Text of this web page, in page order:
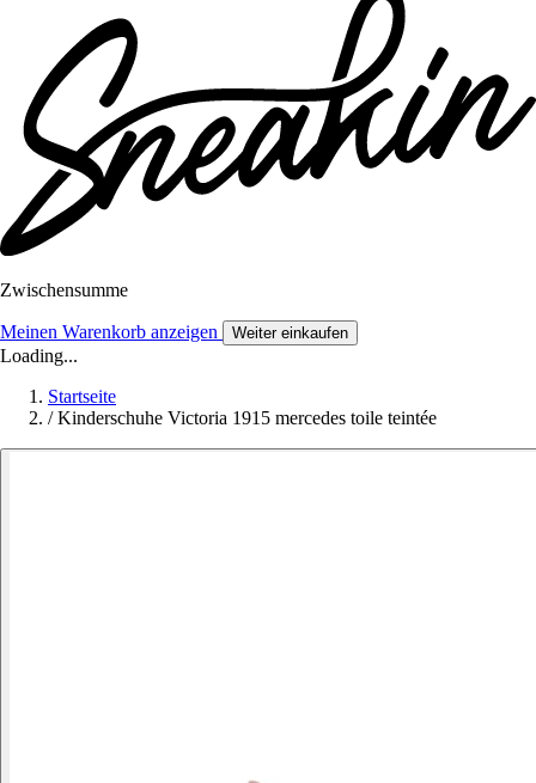
Zwischensumme
Meinen Warenkorb anzeigen Weiter einkaufen
Loading...
Startseite
/ Kinderschuhe Victoria 1915 mercedes toile teintée